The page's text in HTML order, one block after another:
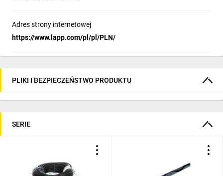
Adres strony internetowej
https://www.lapp.com/pl/pl/PLN/
PLIKI I BEZPIECZEŃSTWO PRODUKTU
SERIE